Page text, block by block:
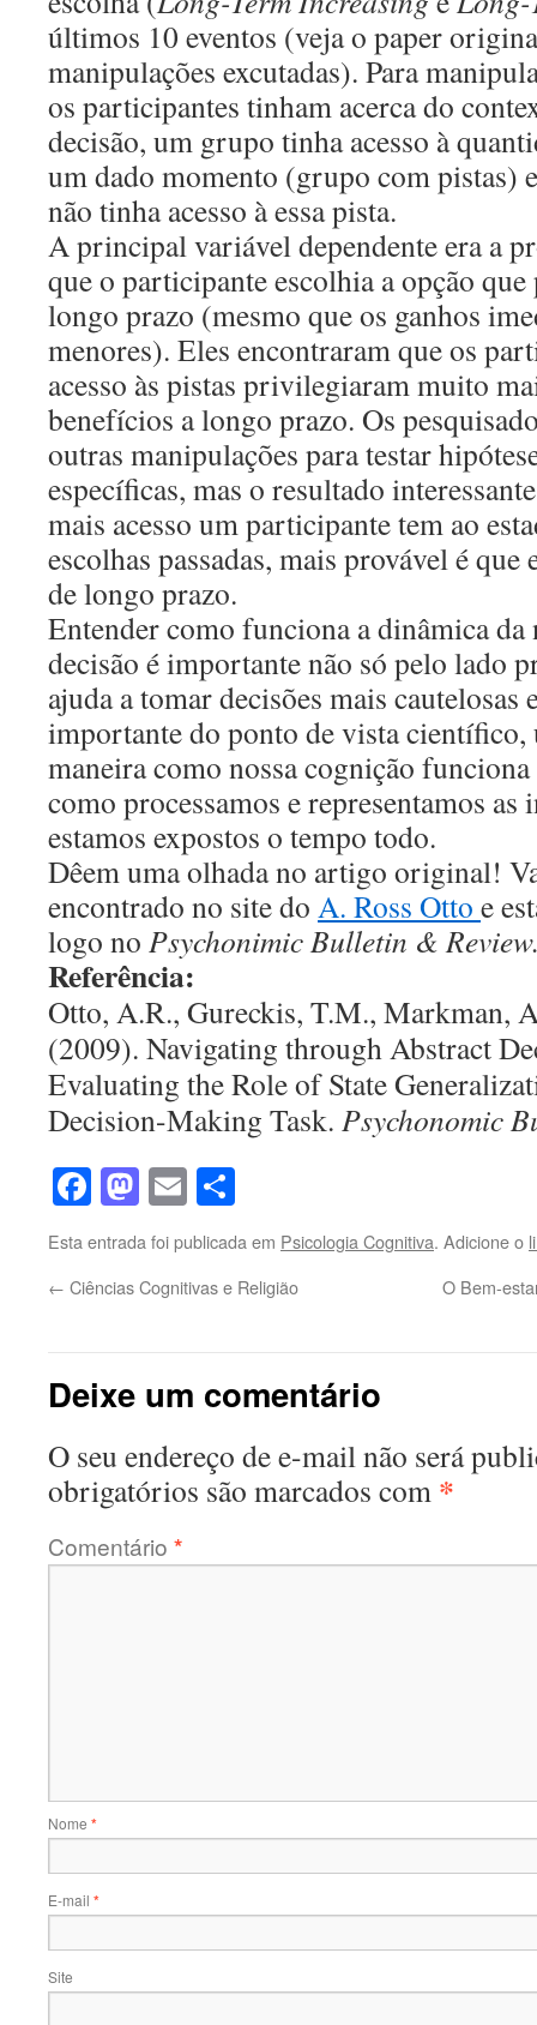
últimos 10 eventos (veja o paper
manipulações excutadas). Para
os participantes tinham acerca do
decisão, um grupo tinha acesso à
um dado momento (grupo com pistas)
não tinha acesso à essa pista.
A principal variável dependente era a
que o participante escolhia a opção
longo prazo (mesmo que os ganhos
menores). Eles encontraram que os
acesso às pistas privilegiaram muito
benefícios a longo prazo. Os
outras manipulações para testar
específicas, mas o resultado
mais acesso um participante tem ao
escolhas passadas, mais provável é
de longo prazo.
Entender como funciona a dinâmica da
decisão é importante não só pelo lado
ajuda a tomar decisões mais cautelosas
importante do ponto de vista científico,
maneira como nossa cognição
como processamos e representamos as
estamos expostos o tempo todo.
Dêem uma olhada no artigo original!
encontrado no site do A. Ross Otto e
logo no Psychonimic Bulletin &
Referência:
Otto, A.R., Gureckis, T.M., Markman,
(2009). Navigating through Abstract
Evaluating the Role of State
Decision-Making Task. Psychonomic
Facebook
Mastodon
Email
Esta entrada foi publicada em Psicologia Cognitiva. Adicione o
← Ciências Cognitivas e Religião O Bem-
Deixe um comentário
O seu endereço de e-mail não será
obrigatórios são marcados com *
Comentário *
Nome *
E-mail *
Site